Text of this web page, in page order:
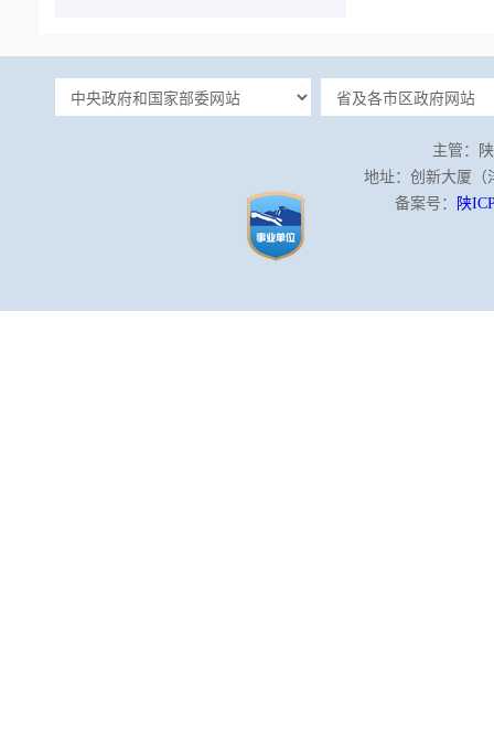
主管：
地址：创新大厦（
备案号：
陕